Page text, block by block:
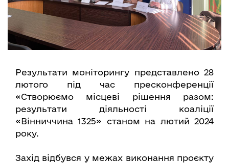
Результати моніторингу представлено 28
лютого під час пресконференції
«Створюємо місцеві рішення разом:
результати діяльності коаліції
«Вінниччина 1325» станом на лютий 2024
року.
Захід відбувся у межах виконання проєкту